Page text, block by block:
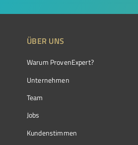
ÜBER UNS
Warum ProvenExpert?
Unternehmen
Team
Jobs
Kundenstimmen